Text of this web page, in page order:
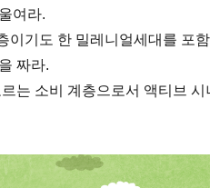
여라.
이기도 한 밀레니얼세대를 포
짜라.
는 소비 계층으로서 액티브